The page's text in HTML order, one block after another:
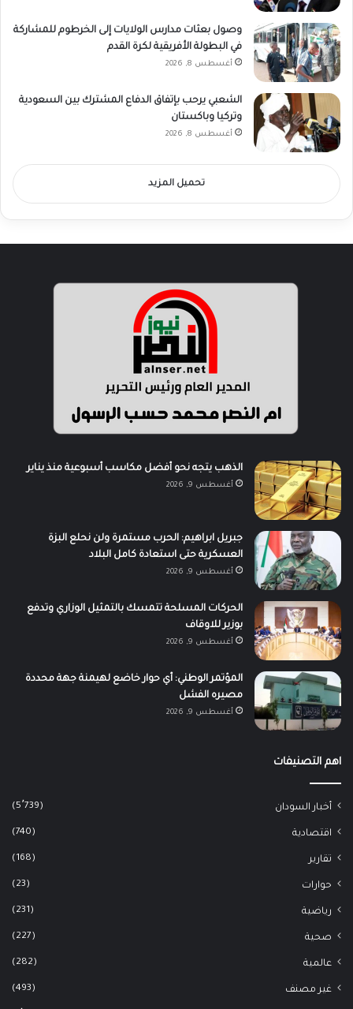
وصول بعثات مدارس الولايات إلى الخرطوم للمشاركة
في البطولة الأفريقية لكرة القدم
أغسطس 8, 2026
الشعبي يرحب بإتفاق الدفاع المشترك بين السعودية
وتركيا وباكستان
أغسطس 8, 2026
تحميل المزيد
الذهب يتجه نحو أفضل مكاسب أسبوعية منذ يناير
أغسطس 9, 2026
جبريل ابراهيم: الحرب مستمرة ولن نحلع البزة
العسكرية حتى استعادة كامل البلاد
أغسطس 9, 2026
الحركات المسلحة تتمسك بالتمثيل الوزاري وتدفع
بوزير للاوقاف
أغسطس 9, 2026
المؤتمر الوطني: أي حوار خاضع لهيمنة جهة محددة
مصيره الفشل
أغسطس 9, 2026
اهم التصنيفات
أخبار السودان (5٬739)
اقتصادية (740)
تقارير (168)
حوارات (23)
رياضية (231)
صحية (227)
عالمية (282)
غير مصنف (493)